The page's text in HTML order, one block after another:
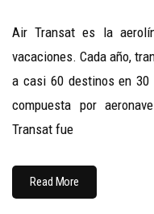
Air Transat es la
vacaciones. Cada año,
a casi 60 destinos en 30
compuesta por
Transat fue
Read More